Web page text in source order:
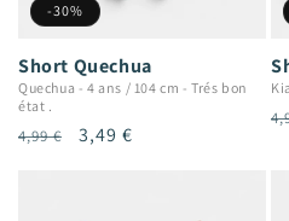
-30%
Short Quechua
Quechua -4 ans / 104 cm -Trés bon
état .
Prix
4,99 €
Prix
3,49 €